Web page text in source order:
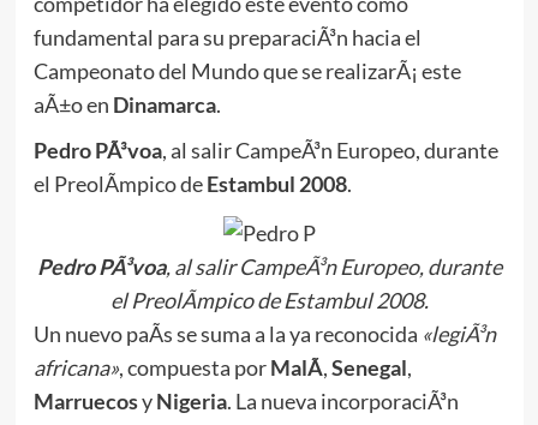
fundamental para su preparaciÃ³n hacia el
Campeonato del Mundo que se realizarÃ¡ este
aÃ±o en Dinamarca.
Pedro PÃ³voa, al salir CampeÃ³n Europeo, durante
el PreolÃ­mpico deEstambul 2008.
Pedro PÃ³voa, al salir CampeÃ³n Europeo, durante
el PreolÃ­mpico de Estambul 2008.
Un nuevo paÃ­s se suma a la ya reconocida «legiÃ³n
africana», compuesta porMalÃ­,Senegal,
MarruecosyNigeria. La nueva incorporaciÃ³n